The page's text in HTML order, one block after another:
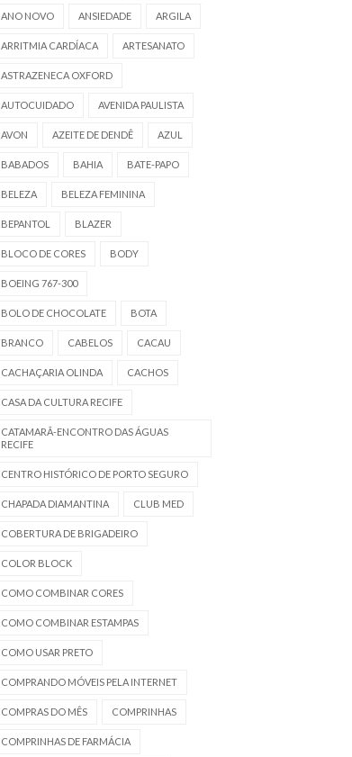
ANO NOVO ANSIEDADE ARGILA
ARRITMIA CARDÍACA ARTESANATO
ASTRAZENECA OXFORD
AUTOCUIDADO AVENIDA PAULISTA
AVON AZEITE DE DENDÊ AZUL
BABADOS BAHIA BATE-PAPO
BELEZA BELEZA FEMININA
BEPANTOL BLAZER
BLOCO DE CORES BODY
BOEING 767-300
BOLO DE CHOCOLATE BOTA
BRANCO CABELOS CACAU
CACHAÇARIA OLINDA CACHOS
CASA DA CULTURA RECIFE
CATAMARÃ-ENCONTRO DAS ÁGUAS
RECIFE
CENTRO HISTÓRICO DE PORTO SEGURO
CHAPADA DIAMANTINA CLUB MED
COBERTURA DE BRIGADEIRO
COLOR BLOCK
COMO COMBINAR CORES
COMO COMBINAR ESTAMPAS
COMO USAR PRETO
COMPRANDO MÓVEIS PELA INTERNET
COMPRAS DO MÊS COMPRINHAS
COMPRINHAS DE FARMÁCIA